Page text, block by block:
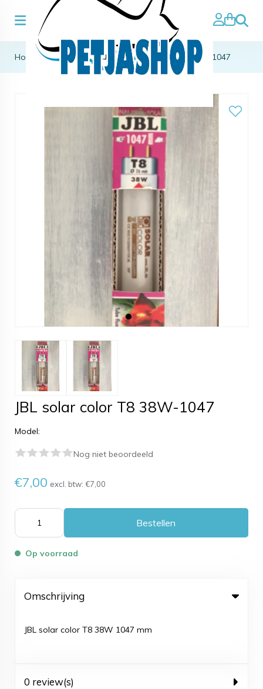
Zoeken
Home >aqua verlichting > JBL solar color T8 38W-1047
JBL solar color T8 38W-1047
Model:
Nog niet beoordeeld
€7,00 excl. btw: €7,00
Bestellen
Op voorraad
Omschrijving
JBL solar color T8 38W 1047 mm
0 review(s)